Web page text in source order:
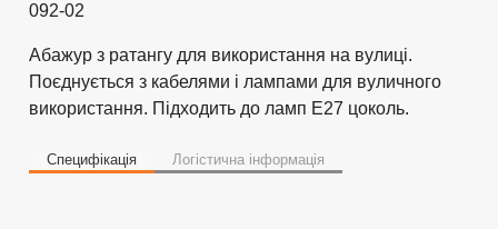
092-02
Абажур з ратангу для використання на вулиці.
Поєднується з кабелями і лампами для вуличного
використання. Підходить до ламп E27 цоколь.
Специфікація Логістична інформація